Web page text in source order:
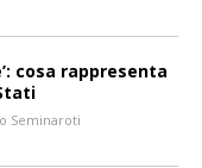
cosa rappresenta
Seminaroti